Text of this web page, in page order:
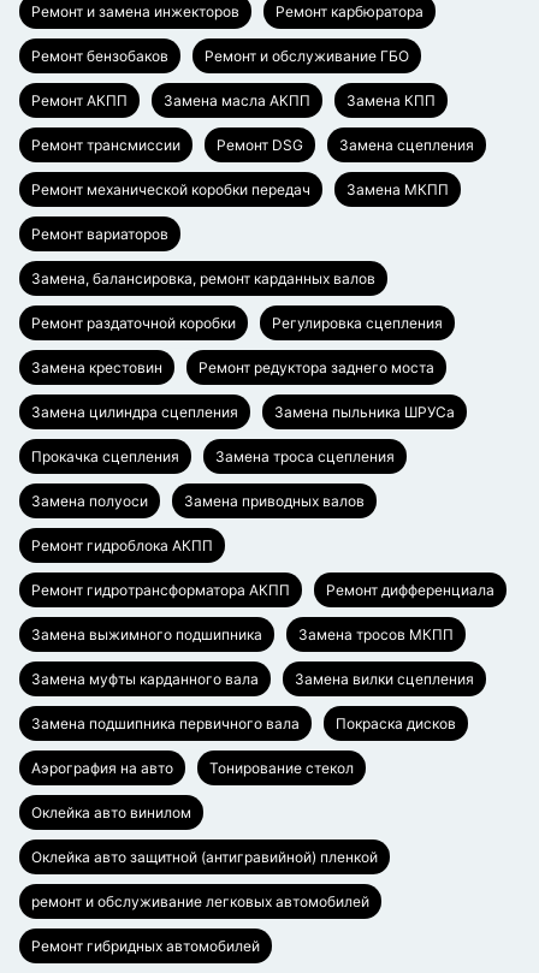
Ремонт и замена инжекторов Ремонт карбюратора
Ремонт бензобаков Ремонт и обслуживание ГБО
Ремонт АКПП Замена масла АКПП Замена КПП
Ремонт трансмиссии Ремонт DSG Замена сцепления
Ремонт механической коробки передач Замена МКПП
Ремонт вариаторов
Замена, балансировка, ремонт карданных валов
Ремонт раздаточной коробки Регулировка сцепления
Замена крестовин Ремонт редуктора заднего моста
Замена цилиндра сцепления Замена пыльника ШРУСа
Прокачка сцепления Замена троса сцепления
Замена полуоси Замена приводных валов
Ремонт гидроблока АКПП
Ремонт гидротрансформатора АКПП Ремонт дифференциала
Замена выжимного подшипника Замена тросов МКПП
Замена муфты карданного вала Замена вилки сцепления
Замена подшипника первичного вала Покраска дисков
Аэрография на авто Тонирование стекол
Оклейка авто винилом
Оклейка авто защитной (антигравийной) пленкой
ремонт и обслуживание легковых автомобилей
Ремонт гибридных автомобилей